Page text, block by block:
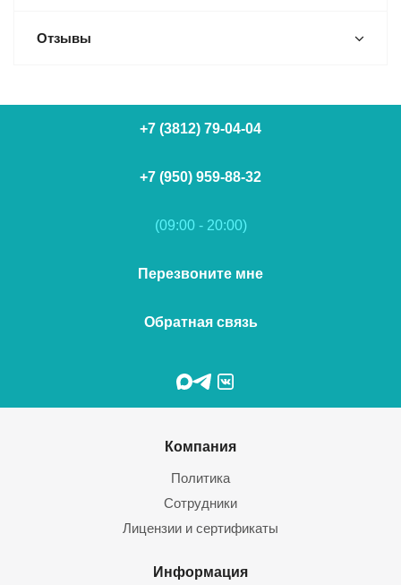
Отзывы
+7 (3812) 79-04-04
+7 (950) 959-88-32
(09:00 - 20:00)
Перезвоните мне
Обратная связь
Компания
Политика
Сотрудники
Лицензии и сертификаты
Информация